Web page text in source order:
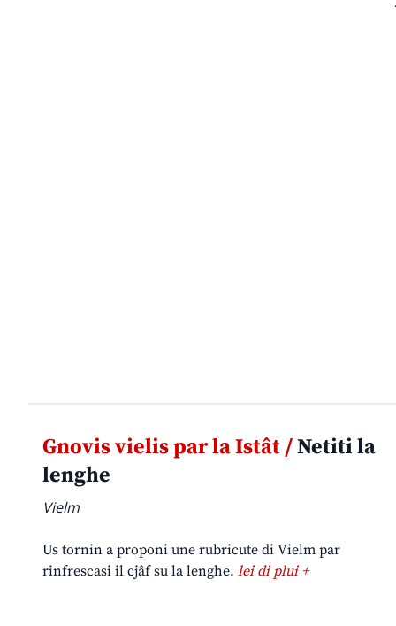
Gnovis vielis par la Istât /Netiti la
lenghe
Vielm
Us tornin a proponi une rubricute di Vielm par
rinfrescasi il cjâf su la lenghe. lei di plui +